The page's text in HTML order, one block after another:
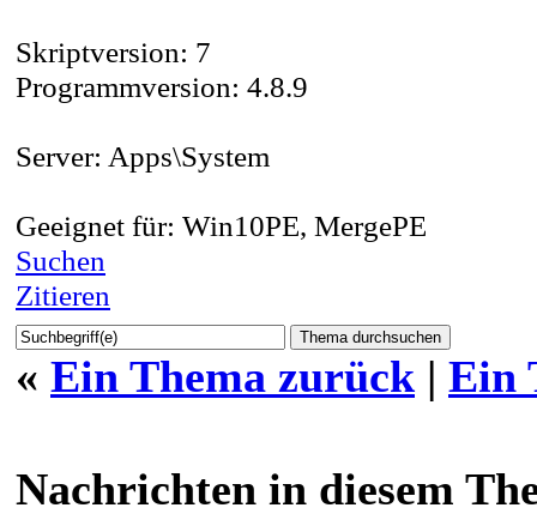
Skriptversion: 7
Programmversion: 4.8.9
Server: Apps\System
Geeignet für: Win10PE, MergePE
Suchen
Zitieren
« Ein Thema zurück | Ein
Nachrichten in diesem